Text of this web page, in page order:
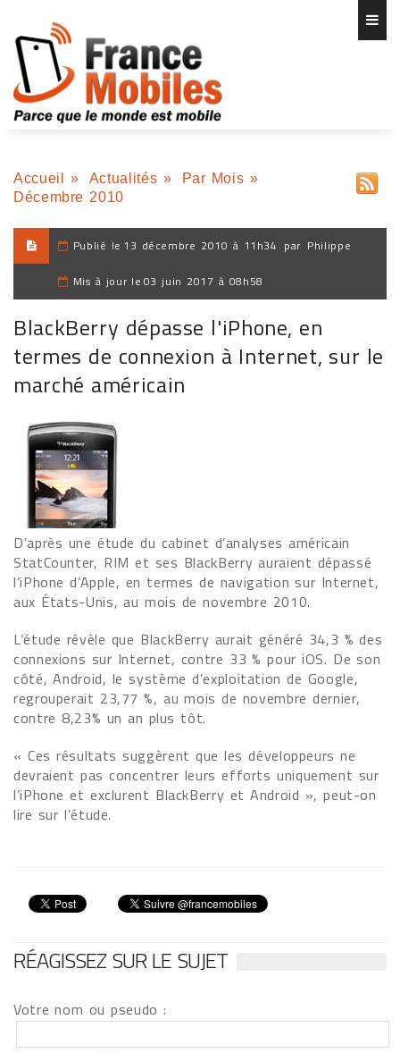
Accueil » Actualités » Par Mois »
Décembre 2010
Publié le 13 décembre 2010 à 11h34 par Philippe
Mis à jour le 03 juin 2017 à 08h58
BlackBerry dépasse l'iPhone, en
termes de connexion à Internet, sur le
marché américain
D’après une étude du cabinet d’analyses américain
StatCounter, RIM et ses BlackBerry auraient dépassé
l’iPhone d’Apple, en termes de navigation sur Internet,
aux États-Unis, au mois de novembre 2010.
L’étude révèle que BlackBerry aurait généré 34,3 % des
connexions sur Internet, contre 33 % pour iOS. De son
côté, Android, le système d’exploitation de Google,
regrouperait 23,77 %, au mois de novembre dernier,
contre 8,23% un an plus tôt.
« Ces résultats suggèrent que les développeurs ne
devraient pas concentrer leurs efforts uniquement sur
l’iPhone et exclurent BlackBerry et Android », peut-on
lire sur l’étude.
RÉAGISSEZ SUR LE SUJET
Votre nom ou pseudo :